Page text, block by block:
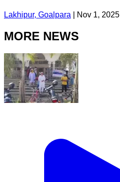
Lakhipur, Goalpara Nov 1, 2025
MORE NEWS